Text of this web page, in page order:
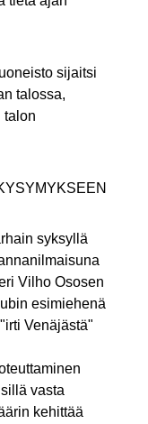
sijaitsi
talossa,
talon
syksyllä
Vilho Ososen
esimiehenä
Venäjästä"
vasta
kehittää